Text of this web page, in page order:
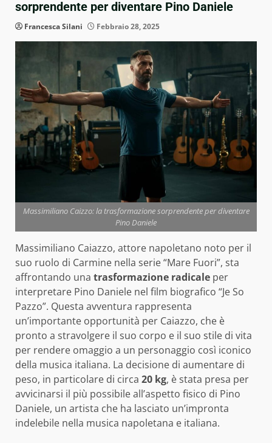
sorprendente per diventare Pino Daniele
Francesca Silani Febbraio 28, 2025
Massimiliano Caizzo: la trasformazione sorprendente per diventare
Pino Daniele
Massimiliano Caiazzo, attore napoletano noto per il
suo ruolo di Carmine nella serie “Mare Fuori”, sta
affrontando una trasformazione radicale per
interpretare Pino Daniele nel film biografico “Je So
Pazzo”. Questa avventura rappresenta
un’importante opportunità per Caiazzo, che è
pronto a stravolgere il suo corpo e il suo stile di vita
per rendere omaggio a un personaggio così iconico
della musica italiana. La decisione di aumentare di
peso, in particolare di circa 20 kg, è stata presa per
avvicinarsi il più possibile all’aspetto fisico di Pino
Daniele, un artista che ha lasciato un’impronta
indelebile nella musica napoletana e italiana.